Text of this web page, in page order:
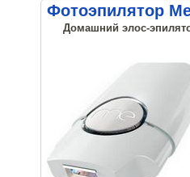
Фотоэпилятор
Домашний элос-